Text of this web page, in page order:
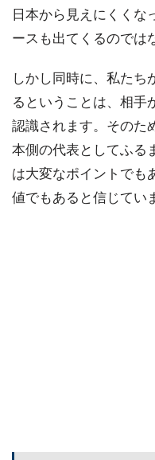
日本から見えにくくな
ースも出てくるのでは
しかし同時に、私たち
るということは、相手
認識されます。そのた
本側の代表としてふる
は大変なポイントでも
値でもあると信じてい